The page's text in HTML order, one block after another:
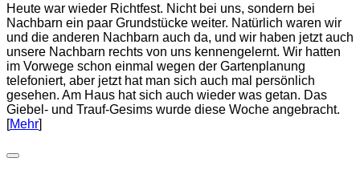
Heute war wieder Richtfest. Nicht bei uns, sondern bei
Nachbarn ein paar Grundstücke weiter. Natürlich waren wir
und die anderen Nachbarn auch da, und wir haben jetzt auch
unsere Nachbarn rechts von uns kennengelernt. Wir hatten
im Vorwege schon einmal wegen der Gartenplanung
telefoniert, aber jetzt hat man sich auch mal persönlich
gesehen. Am Haus hat sich auch wieder was getan. Das
Giebel- und Trauf-Gesims wurde diese Woche angebracht.
[Mehr]